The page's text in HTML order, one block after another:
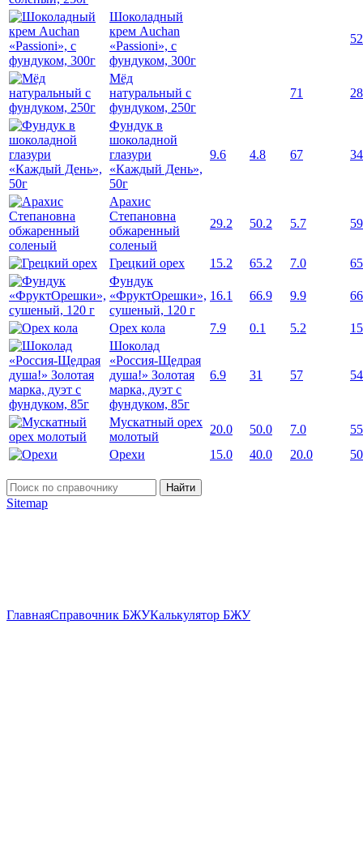
Шоколадный
крем Auchan
«Passioni», с
фундуком, 300г
Мёд
натуральный с
фундуком, 250г
71
Фундук в
шоколадной
глазури
«Каждый День»,
50г
9.6 4.8 67
Арахис
Степановна
обжаренный
соленый
29.2 50.2 5.7
Грецкий орех 15.2 65.2 7.0
Фундук
«ФруктОрешки»,
сушеный, 120 г
16.1 66.9 9.9
Орех кола 7.9 0.1 5.2
Шоколад
«Россия-Щедрая
душа!» Золотая
марка, дуэт с
фундуком, 85г
6.9 31 57
Мускатный орех
молотый
20.0 50.0 7.0
Орехи
15.0 40.0 20.0
Найти
Sitemap
ГлавнаяСправочник БЖУКалькулятор БЖУ